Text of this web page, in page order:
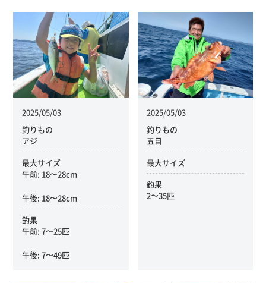
2025/05/03
釣りもの
アジ
最大サイズ
午前: 18〜28cm
午後: 18〜28cm
釣果
午前: 7〜25匹
午後: 7〜49匹
2025/05/03
釣りもの
五目
最大サイズ
釣果
2〜35匹